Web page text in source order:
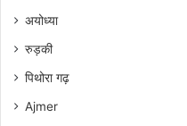
अयोध्या
रुड़की
पिथोरा गढ़
Ajmer